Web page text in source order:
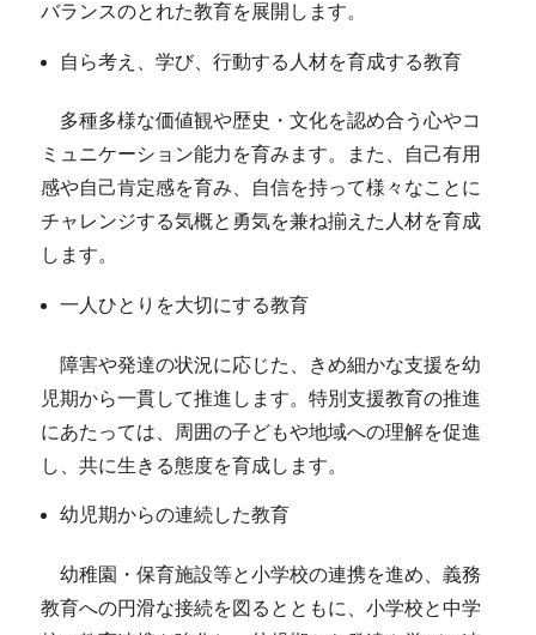
バランスのとれた教育を展開します。
自ら考え、学び、行動する人材を育成する教育
多種多様な価値観や歴史・文化を認め合う心やコ
ミュニケーション能力を育みます。また、自己有用
感や自己肯定感を育み、自信を持って様々なことに
チャレンジする気概と勇気を兼ね揃えた人材を育成
します。
一人ひとりを大切にする教育
障害や発達の状況に応じた、きめ細かな支援を幼
児期から一貫して推進します。特別支援教育の推進
にあたっては、周囲の子どもや地域への理解を促進
し、共に生きる態度を育成します。
幼児期からの連続した教育
幼稚園・保育施設等と小学校の連携を進め、義務
教育への円滑な接続を図るとともに、小学校と中学